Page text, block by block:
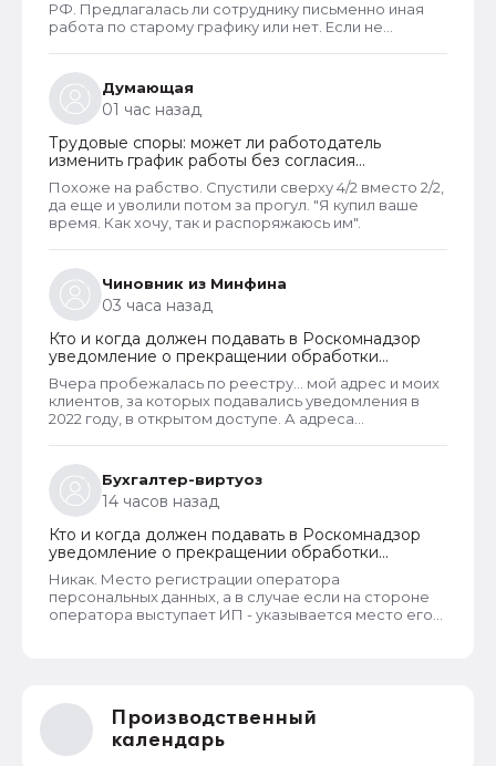
РФ. Предлагалась ли сотруднику письменно иная
работа по старому графику или нет. Если не
выплатой всех положенных ему компенсаций при
таком виде увольнения (не по собственному
желанию или соглашению сторон).
Думающая
01 час назад
Трудовые споры: может ли работодатель
изменить график работы без согласия
сотрудника
Похоже на рабство. Спустили сверху 4/2 вместо 2/2,
да еще и уволили потом за прогул. "Я купил ваше
время. Как хочу, так и распоряжаюсь им".
Чиновник из Минфина
03 часа назад
Кто и когда должен подавать в Роскомнадзор
уведомление о прекращении обработки
персональных данных
Вчера пробежалась по реестру... мой адрес и моих
клиентов, за которых подавались уведомления в
2022 году, в открытом доступе. А адреса
проверила только знакомых ИП и заметила такую
закономерность. Или это просто совпадение
такое?
Бухгалтер-виртуоз
14 часов назад
Кто и когда должен подавать в Роскомнадзор
уведомление о прекращении обработки
персональных данных
Никак. Место регистрации оператора
персональных данных, а в случае если на стороне
оператора выступает ИП - указывается место его
сведениями. Делается это для того, чтобы у
субъектов ПД имелась возможность в случае
нарушения их прав обратиться непосредственно к
оператору для устранения нарушений.
Производственный
календарь